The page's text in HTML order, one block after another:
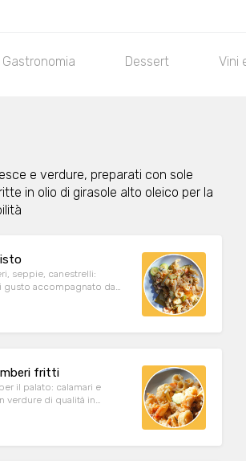
Gastronomia Dessert Vini
e verdure, preparati con sole
in olio di girasole alto oleico per la
seppie, canestrelli:
gusto accompagnato da
fritti
il palato: calamari e
verdure di qualità in